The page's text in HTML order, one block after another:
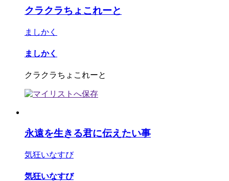
クラクラちょこれーと
ましかく
ましかく
クラクラちょこれーと
永遠を生きる君に伝えたい事
気狂いなすび
気狂いなすび